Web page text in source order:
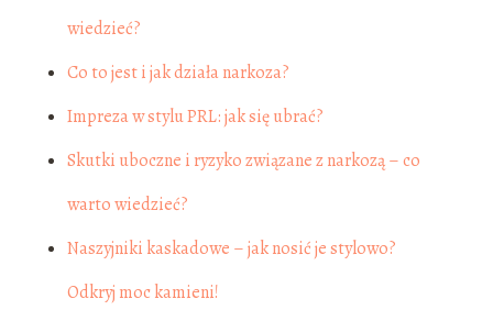
wiedzieć?
Co to jest i jak działa narkoza?
Impreza w stylu PRL: jak się ubrać?
Skutki uboczne i ryzyko związane z narkozą – co
warto wiedzieć?
Naszyjniki kaskadowe – jak nosić je stylowo?
Odkryj moc kamieni!